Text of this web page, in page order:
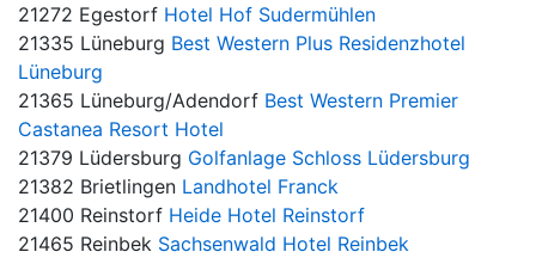
21272 Egestorf Hotel Hof Sudermühlen
21335 Lüneburg Best Western Plus Residenzhotel
Lüneburg
21365 Lüneburg/Adendorf Best Western Premier
Castanea Resort Hotel
21379 Lüdersburg Golfanlage Schloss Lüdersburg
21382 Brietlingen Landhotel Franck
21400 Reinstorf Heide Hotel Reinstorf
21465 Reinbek Sachsenwald Hotel Reinbek